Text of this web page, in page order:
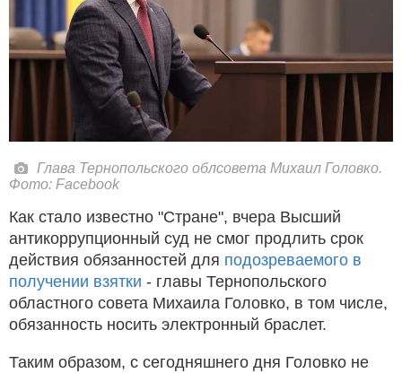
Глава Тернопольского облсовета Михаил Головко.
Фото: Facebook
Как стало известно "Стране", вчера Высший
антикоррупционный суд не смог продлить срок
действия обязанностей для подозреваемого в
получении взятки - главы Тернопольского
областного совета Михаила Головко, в том числе,
обязанность носить электронный браслет.
Таким образом, с сегодняшнего дня Головко не